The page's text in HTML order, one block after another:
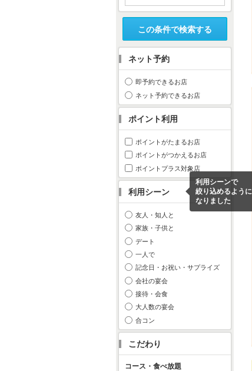
この条件で検索する
ネット予約
即予約できるお店
ネット予約できるお店
ポイント利用
ポイントがたまるお店
ポイントがつかえるお店
ポイントプラス対象店
利用シーン
利用シーンで
絞り込めるように
なりました
友人・知人と
家族・子供と
デート
一人で
記念日・お祝い・サプライズ
会社の宴会
接待・会食
大人数の宴会
合コン
こだわり
コース・食べ放題